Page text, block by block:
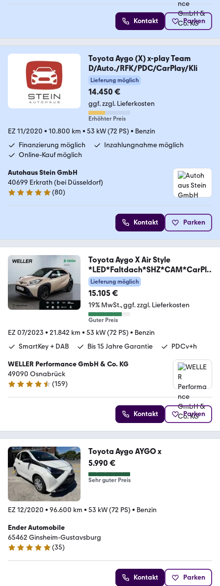
Kontakt Parken
Toyota Aygo (X) x-play Team
D/Auto./RFK/PDC/CarPlay/Kli
Lieferung möglich
14.450 €
ggf. zzgl. Lieferkosten
Erhöhter Preis
EZ 11/2020 • 10.800 km • 53 kW (72 PS) • Benzin
Finanzierung möglich
Inzahlungnahme möglich
Online-Kauf möglich
Autohaus Stein GmbH
40699 Erkrath (bei Düsseldorf)
4.9 Sterne
(80)
Kontakt Parken
Toyota Aygo X Air Style
*LED*Faltdach*SHZ*CAM*CarPla
y*
Lieferung möglich
15.105 €
19% MwSt. ggf. zzgl. Lieferkosten
Guter Preis
EZ 07/2023 • 21.842 km • 53 kW (72 PS) • Benzin
SmartKey + DAB
Bis 15 Jahre Garantie PDCv+h
WELLER Performance GmbH & Co. KG
49090 Osnabrück
4.5 Sterne
(159)
Kontakt Parken
Toyota Aygo AYGO x
5.990 €
Sehr guter Preis
EZ 12/2020 • 96.600 km • 53 kW (72 PS) • Benzin
Ender Automobile
65462 ­­­Ginsheim-Gustavsburg
5 Sterne
(35)
Kontakt Parken